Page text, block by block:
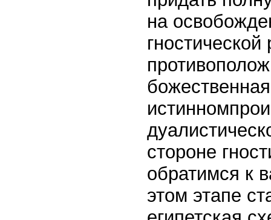
на
гностической
стороне
обратимся к
этом этапе